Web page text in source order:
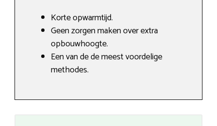
Korte opwarmtijd.
Geen zorgen maken over extra
opbouwhoogte.
Een van de de meest voordelige
methodes.